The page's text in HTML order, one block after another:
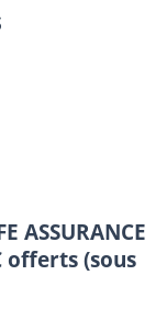
ASSURANCE
offerts (sous